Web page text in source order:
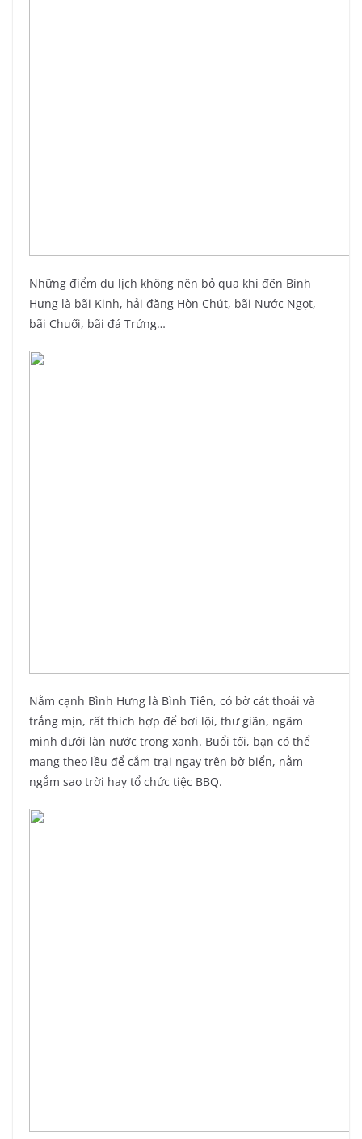
Những điểm du lịch không nên bỏ qua khi đến Bình
Hưng là bãi Kinh, hải đăng Hòn Chút, bãi Nước Ngọt,
bãi Chuối, bãi đá Trứng…
Nằm cạnh Bình Hưng là Bình Tiên, có bờ cát thoải và
trắng mịn, rất thích hợp để bơi lội, thư giãn, ngâm
mình dưới làn nước trong xanh. Buổi tối, bạn có thể
mang theo lều để cắm trại ngay trên bờ biển, nằm
ngắm sao trời hay tổ chức tiệc BBQ.